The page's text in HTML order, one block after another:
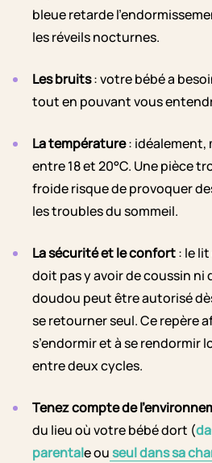
bleue retarde
les réveils nocturnes.
Les bruits: votre bébé a
tout en pouvant vous
La température: idéalement,
entre 18 et 20°C. Une pièce
froide risque de provoquer
les troubles du sommeil.
La sécurité et le confort: le
doit pas y avoir de coussin
doudou peut être autorisé
se retourner seul. Ce repère
s’endormir et à se rendormir
entre deux cycles.
Tenez compte de
du lieu où votre bébé dort (
parentale ouseul dans sa